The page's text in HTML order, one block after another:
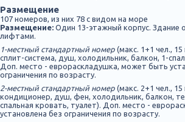
Размещение
107 номеров, из них 78 с видом на море
Размещение: Один 13-этажный корпус. Здание
лифтами.
1-местный стандартный номер (макс. 1+1 чел.,
сплит-система, душ, холодильник, балкон, 1-
Доп. место - еврораскладушка, может быть
ограничения по возрасту.
2-местный стандартный номер (макс. 2+1 чел.,
кондиционер, душ, фен, холодильник, балкон,
спальная кровать, туалет). Доп. место -
установлена без ограничения по возрасту.